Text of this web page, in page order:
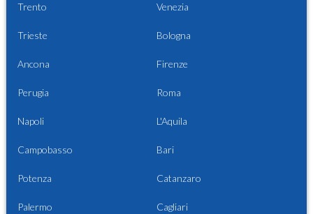
Trento Venezia
Trieste Bologna
Ancona Firenze
Perugia Roma
Napoli L'Aquila
Campobasso Bari
Potenza Catanzaro
Palermo Cagliari